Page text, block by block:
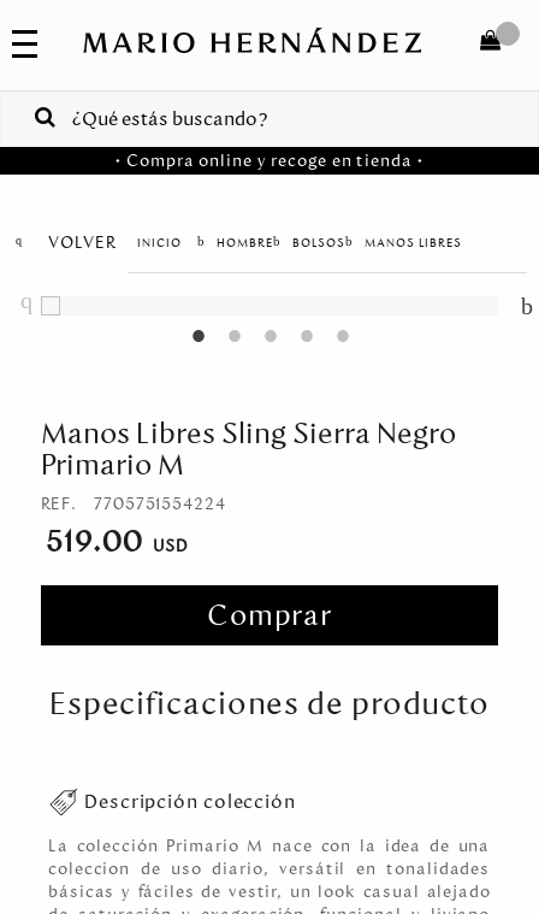
COLECCIONES
VENTAS
CORPORATIVAS
Venezuela
COMPRAR
• Compra online y recoge en tienda •
VOLVER HOMBRE BOLSOS MANOS LIBRES
Manos Libres Sling Sierra Negro
Primario M
REF. 7705751554224
519.00
Comprar
Especificaciones de producto
Descripción colección
La colección Primario M nace con la idea de una
coleccion de uso diario, versátil en tonalidades
básicas y fáciles de vestir, un look casual alejado